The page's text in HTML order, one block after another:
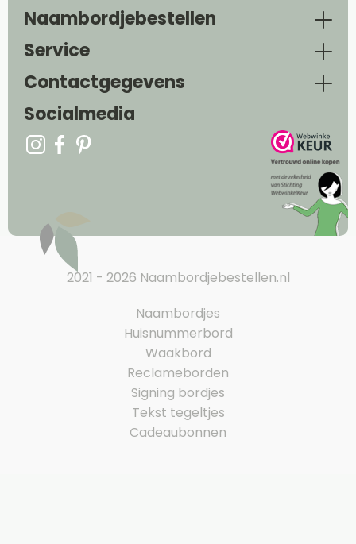
Naambordjebestellen
Service
Contactgegevens
Socialmedia
2021 - 2026 Naambordjebestellen.nl
Naambordjes
Huisnummerbord
Waakbord
Reclameborden
Signing bordjes
Tekst tegeltjes
Cadeaubonnen